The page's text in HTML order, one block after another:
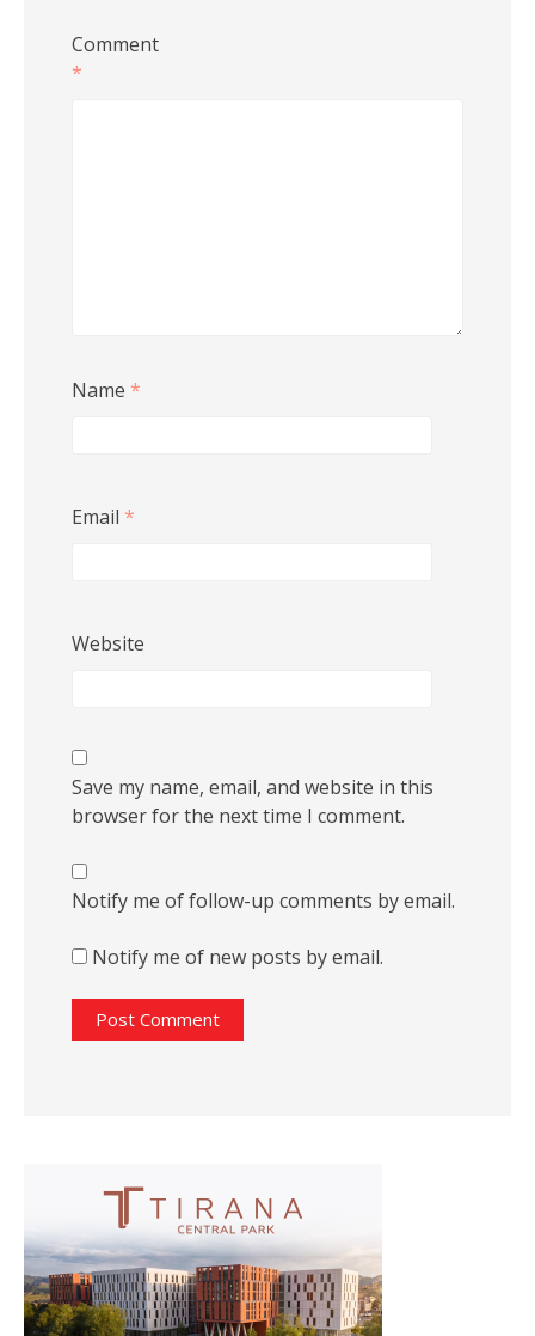
Comment
*
Name *
Email *
Website
Save my name, email, and website in this
browser for the next time I comment.
Notify me of follow-up comments by email.
Notify me of new posts by email.